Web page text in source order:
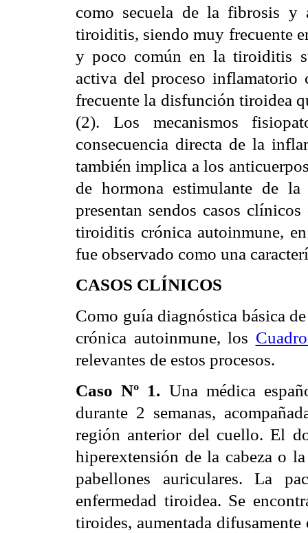
como secuela de la fibrosis y
tiroiditis, siendo muy frecuente
y poco común en la tiroiditis
activa del proceso inflamatorio
frecuente la disfunción tiroidea
(2). Los mecanismos
consecuencia directa de la
también implica a los
de hormona estimulante de
presentan sendos casos
tiroiditis crónica autoinmune,
fue observado como una
CASOS CLÍNICOS
Como guía diagnóstica básica
crónica autoinmune, los
relevantes de estos procesos.
Caso Nº 1. Una médica
durante 2 semanas,
región anterior del cuello. El
hiperextensión de la cabeza o
pabellones auriculares. La
enfermedad tiroidea. Se
tiroides, aumentada